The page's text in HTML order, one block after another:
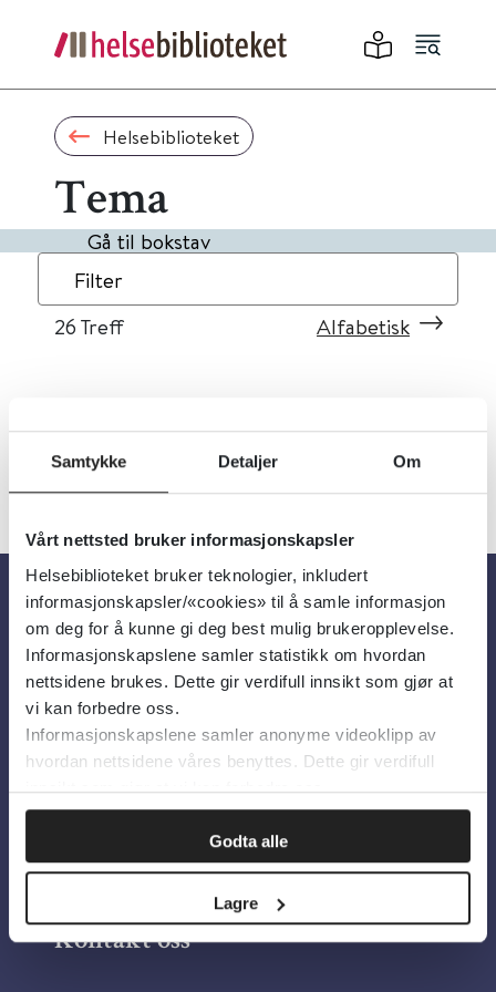
Samtykke Detaljer Om
Vårt nettsted bruker informasjonskapsler
Helsebiblioteket bruker teknologier, inkludert
informasjonskapsler/«cookies» til å samle informasjon
om deg for å kunne gi deg best mulig brukeropplevelse.
Informasjonskapslene samler statistikk om hvordan
nettsidene brukes. Dette gir verdifull innsikt som gjør at
vi kan forbedre oss.
Informasjonskapslene samler anonyme videoklipp av
hvordan nettsidene våres benyttes. Dette gir verdifull
innsikt som gjør at vi kan forbedre oss.
Godta alle
Lagre
Helsebiblioteket
Tema
Gå til bokstav
Filter
26 Treff Alfabetisk
« 1 »
Om oss
Om Helsebiblioteket
Personvern og informasjonskapsler
Tilgjengelighetserklæring
Information in English
Bilder fra Colourbox.com
Kontakt oss